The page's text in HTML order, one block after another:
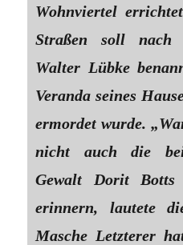
Wohnviertel
Straßen soll nach
Walter Lübke
Veranda seines
ermordet wurde.
nicht auch die
Gewalt Dorit
erinnern, lautete
Masche Letzterer